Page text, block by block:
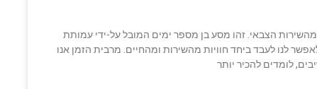
הצבאי. זהו מסע בן מספר ימים המובל על-ידי עמותת
לנו לעבד ביחד חוויות מהשירות ומהחיים. מרבית הזמן אנו
לומדים להכיר יותר